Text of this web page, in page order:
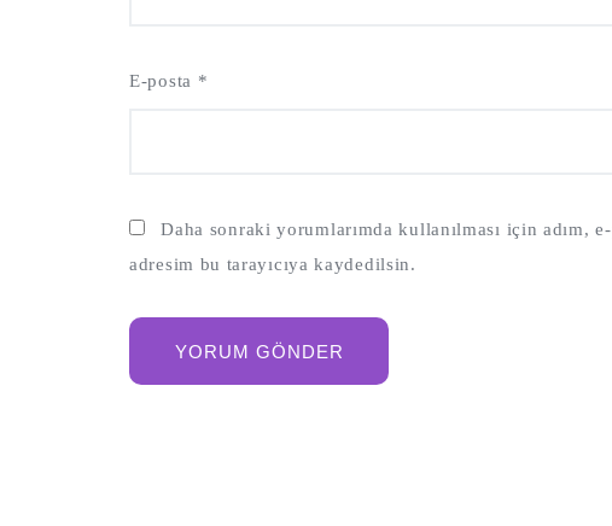
E-posta *
Daha sonraki yorumlarımda kullanılması için adım,
adresim bu tarayıcıya kaydedilsin.